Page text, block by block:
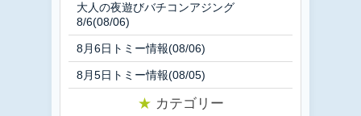
大人の夜遊びバチコンアジング
8/6(08/06)
8月6日トミー情報(08/06)
8月5日トミー情報(08/05)
★ カテゴリー